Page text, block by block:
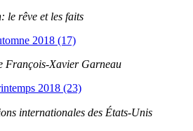
le rêve et les faits
2018 (17)
François-Xavier Garneau
2018 (23)
internationales des États-Unis